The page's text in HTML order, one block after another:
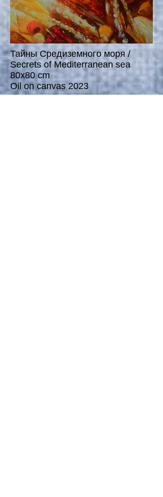
Тайны Средиземного моря /
Secrets of Mediterranean sea
80x80 cm
Oil on canvas 2023